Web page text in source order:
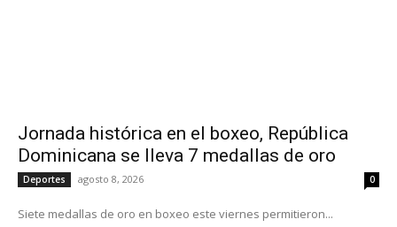
Jornada histórica en el boxeo, República
Dominicana se lleva 7 medallas de oro
Deportes agosto 8, 2026 0
Siete medallas de oro en boxeo este viernes permitieron...